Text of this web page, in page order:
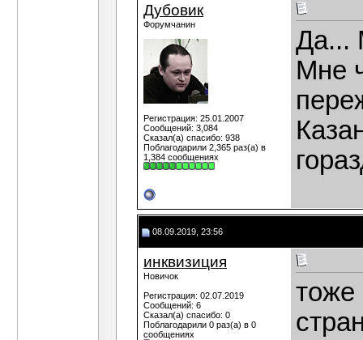
Дубовик
Форумчанин
Регистрация: 25.01.2007
Сообщений: 3,084
Сказал(а) спасибо: 938
Поблагодарили 2,365 раз(а) в
1,384 сообщениях
Да...
Мне
08.09.2019, 23:56
инквизиция
Новичок
Регистрация: 02.07.2019
Сообщений: 6
Сказал(а) спасибо: 0
Поблагодарили 0 раз(а) в 0
сообщениях
тоже